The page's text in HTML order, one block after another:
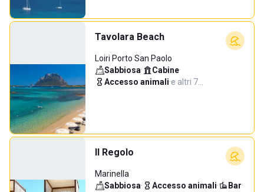
Tavolara Beach
Loiri Porto San Paolo
Sabbiosa· Cabine·
Accesso animali·e altri 7…
Il Regolo
Marinella
Sabbiosa· Accesso animali· Bar·